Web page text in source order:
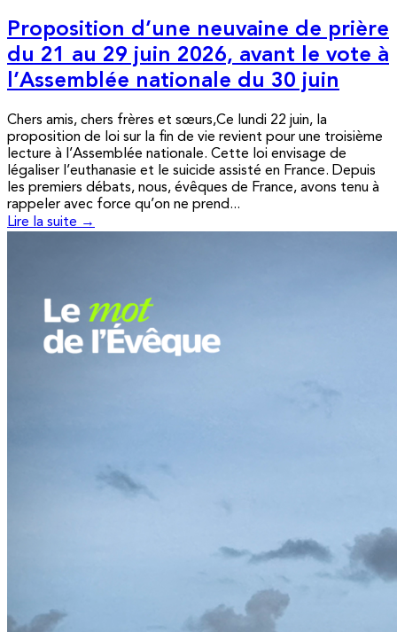
Proposition d’une neuvaine de prière
du 21 au 29 juin 2026, avant le vote à
l’Assemblée nationale du 30 juin
Chers amis, chers frères et sœurs,Ce lundi 22 juin, la
proposition de loi sur la fin de vie revient pour une troisième
lecture à l’Assemblée nationale. Cette loi envisage de
légaliser l’euthanasie et le suicide assisté en France. Depuis
les premiers débats, nous, évêques de France, avons tenu à
rappeler avec force qu’on ne prend...
Lire la suite →